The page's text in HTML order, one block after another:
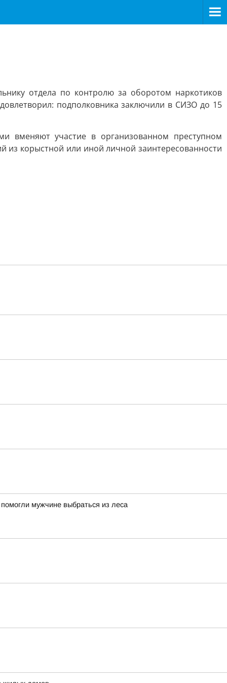
отдела по контролю за оборотом наркотиков
подполковника заключили в СИЗО до 15
вменяют участие в организованном преступном
корыстной или иной личной заинтересованности
мужчине выбраться из леса